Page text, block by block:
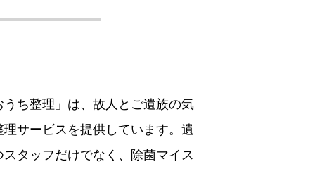
ち整理」は、故人とご遺族の気
サービスを提供しています。遺
タッフだけでなく、除菌マイス